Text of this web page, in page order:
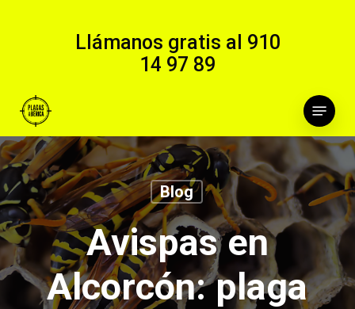
Llámanos gratis al 910
14 97 89
Menu
Blog
Avispas en
Alcorcón: plaga